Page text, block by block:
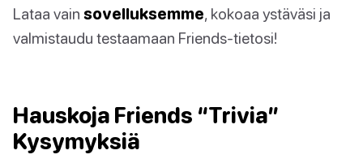
Lataa vain sovelluksemme, kokoaa ystäväsi ja
valmistaudu testaamaan Friends-tietosi!
Hauskoja Friends “Trivia”
Kysymyksiä